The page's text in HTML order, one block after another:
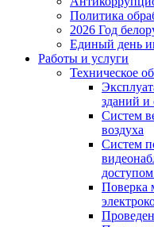
Политика
2026 Год
Единый день
Работы и услуги
Техническое
зданий и
Систем
воздуха
Систем
Поверка